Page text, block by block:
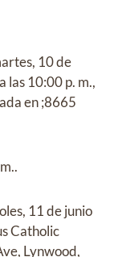
10 de
las 10:00 p. m.,
en ;8665
11 de junio
Catholic
Lynwood,